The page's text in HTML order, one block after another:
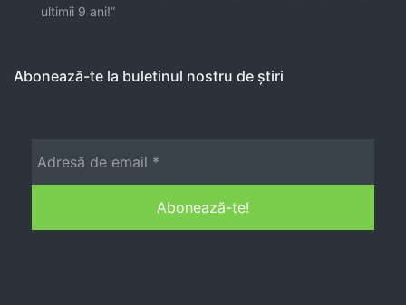
ultimii 9 ani!”
Abonează-te la buletinul nostru de știri